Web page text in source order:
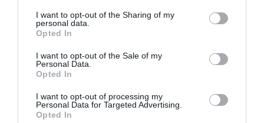
not limited to your visit or usage behaviour. You may click to
grant or deny consent to Google and its third-party tags to
use your data for below specified purposes in below Google
consent section.
I want to opt-out of the Sharing of my
personal data.
Opted In
I want to opt-out of the Sale of my
Personal Data.
Opted In
I want to opt-out of processing my
Personal Data for Targeted Advertising.
Opted In